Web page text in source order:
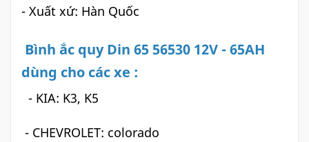
- Xuất xứ: Hàn Quốc
Bình ắc quy Din 65 56530 12V - 65AH
dùng cho các xe :
- KIA: K3, K5
- CHEVROLET: colorado